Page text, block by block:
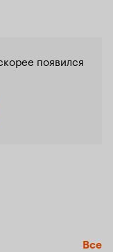
появился
Все